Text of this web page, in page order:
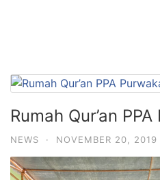
Rumah Qur’an
NEWS · NOVEMBER 20, 2019